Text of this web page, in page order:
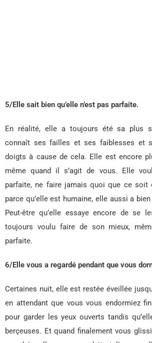
5/Elle sait bien qu’elle n’est pas parfaite.
En réalité, elle a toujours été sa plus
connaît ses failles et ses faiblesses et
doigts à cause de cela. Elle est encore
même quand il s’agit de vous. Elle
parfaite, ne faire jamais quoi que ce soit
parce qu’elle est humaine, elle aussi a
Peut-être qu’elle essaye encore de se
toujours voulu faire de son mieux,
parfaite.
6/Elle vous a regardé pendant que vous
Certaines nuit, elle est restée éveillée
en attendant que vous vous endormiez
pour garder les yeux ouverts tandis
berçeuses. Et quand finalement vous